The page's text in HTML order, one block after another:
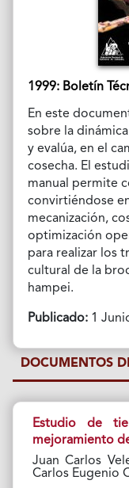
1999: Boletín
En este
sobre la
y evalúa, en el
cosecha. El
manual permite
convirtiéndose
mecanización,
optimización
para realizar los
cultural de la
hampei.
Publicado:1
DOCUMENTOS
Estudio de
mejoramiento
Juan Carlos
Carlos Eugenio